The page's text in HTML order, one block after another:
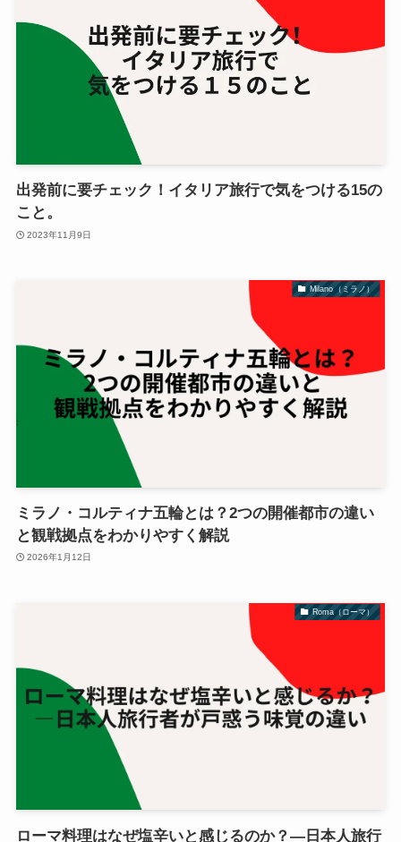
出発前に要チェック！イタリア旅行で気をつける15の
こと。
2023年11月9日
Milano（ミラノ）
ミラノ・コルティナ五輪とは？2つの開催都市の違い
と観戦拠点をわかりやすく解説
2026年1月12日
Roma（ローマ）
ローマ料理はなぜ塩辛いと感じるのか？―日本人旅行